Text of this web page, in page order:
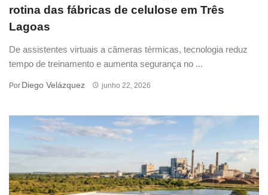
rotina das fábricas de celulose em Três
Lagoas
De assistentes virtuais a câmeras térmicas, tecnologia reduz
tempo de treinamento e aumenta segurança no ...
Por Diego Velázquez junho 22, 2026